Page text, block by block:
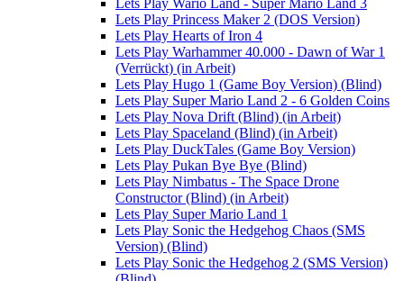
Lets Play Princess Maker 2 (DOS Version)
Lets Play Hearts of Iron 4
Lets Play Warhammer 40.000 - Dawn of War 1
(Verrückt) (in Arbeit)
Lets Play Hugo 1 (Game Boy Version) (Blind)
Lets Play Super Mario Land 2 - 6 Golden Coins
Lets Play Nova Drift (Blind) (in Arbeit)
Lets Play Spaceland (Blind) (in Arbeit)
Lets Play DuckTales (Game Boy Version)
Lets Play Pukan Bye Bye (Blind)
Lets Play Nimbatus - The Space Drone
Constructor (Blind) (in Arbeit)
Lets Play Super Mario Land 1
Lets Play Sonic the Hedgehog Chaos (SMS
Version) (Blind)
Lets Play Sonic the Hedgehog 2 (SMS Version)